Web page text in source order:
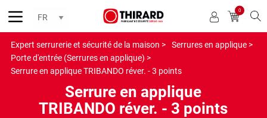
0
Expert serrurerie et sécurité de la maison >
Serrures en applique >
Porte d'entrée (Serrures en applique) >
Serrure en applique TRIBANDO réver. - 3 points
Serrure en applique
TRIBANDO réver. - 3 points